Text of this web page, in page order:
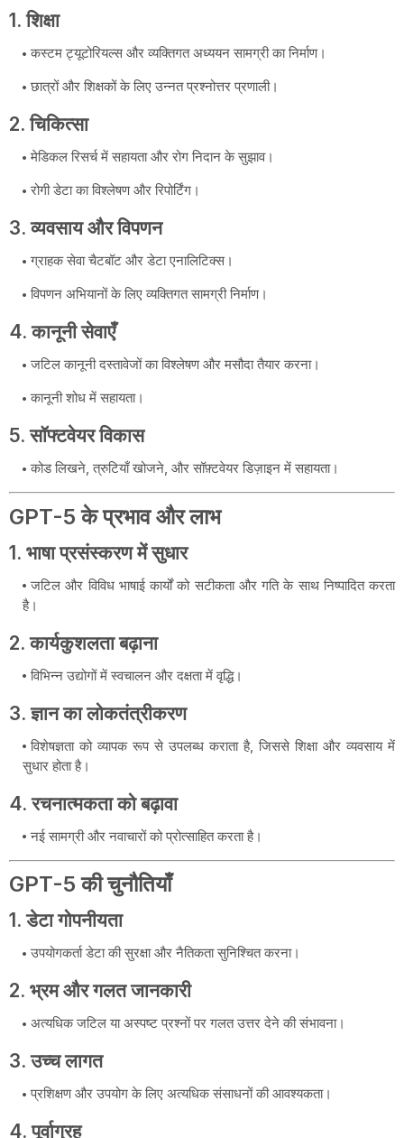
1.शिक्षा
कस्टम ट्यूटोरियल्स और व्यक्तिगत अध्ययन सामग्री का निर्माण।
छात्रों और शिक्षकों के लिए उन्नत प्रश्नोत्तर प्रणाली।
2.चिकित्सा
मेडिकल रिसर्च में सहायता और रोग निदान के सुझाव।
रोगी डेटा का विश्लेषण और रिपोर्टिंग।
3.व्यवसाय और विपणन
ग्राहक सेवा चैटबॉट और डेटा एनालिटिक्स।
विपणन अभियानों के लिए व्यक्तिगत सामग्री निर्माण।
4.कानूनी सेवाएँ
जटिल कानूनी दस्तावेजों का विश्लेषण और मसौदा तैयार करना।
कानूनी शोध में सहायता।
5.सॉफ्टवेयर विकास
कोड लिखने, त्रुटियाँ खोजने, और सॉफ़्टवेयर डिज़ाइन में सहायता।
GPT-5 के प्रभाव और लाभ
1. भाषा प्रसंस्करण में सुधार
जटिल और विविध भाषाई कार्यों को सटीकता और गति के साथ निष्पादित करता
है।
2.कार्यकुशलता बढ़ाना
विभिन्न उद्योगों में स्वचालन और दक्षता में वृद्धि।
3.ज्ञान का लोकतंत्रीकरण
विशेषज्ञता को व्यापक रूप से उपलब्ध कराता है, जिससे शिक्षा और व्यवसाय में
सुधार होता है।
4.रचनात्मकता को बढ़ावा
नई सामग्री और नवाचारों को प्रोत्साहित करता है।
GPT-5 की चुनौतियाँ
1.डेटा गोपनीयता
उपयोगकर्ता डेटा की सुरक्षा और नैतिकता सुनिश्चित करना।
2. भ्रम और गलत जानकारी
अत्यधिक जटिल या अस्पष्ट प्रश्नों पर गलत उत्तर देने की संभावना।
3.उच्च लागत
प्रशिक्षण और उपयोग के लिए अत्यधिक संसाधनों की आवश्यकता।
4.पूर्वाग्रह